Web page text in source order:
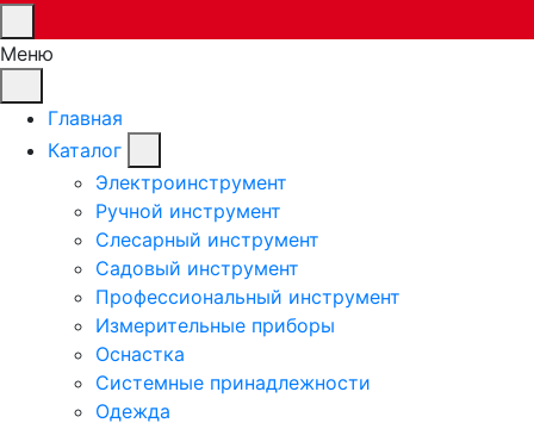
Меню
Главная
Каталог
Электроинструмент
Ручной инструмент
Слесарный инструмент
Садовый инструмент
Профессиональный инструмент
Измерительные приборы
Оснастка
Системные принадлежности
Одежда